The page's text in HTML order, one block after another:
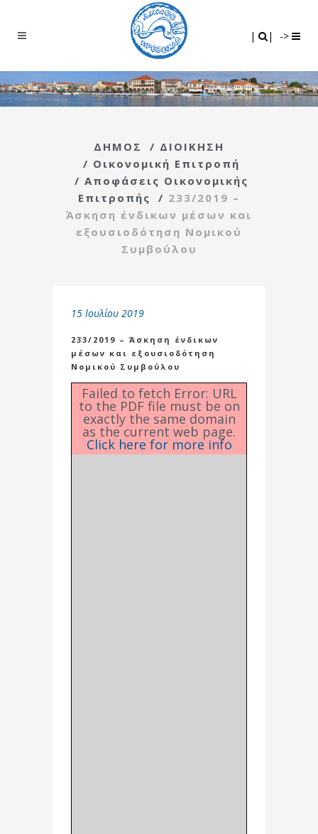
| | ->
ΔΗΜΟΣ / ΔΙΟΙΚΗΣΗ
/ Οικονομική Επιτροπή
/ Αποφάσεις Οικονομικής
Επιτροπής
/ 233/2019 –
Άσκηση ένδικων μέσων και
εξουσιοδότηση Νομικού
Συμβούλου
15 Ιουλίου 2019
233/2019 – Άσκηση ένδικων
μέσων και εξουσιοδότηση
Νομικού Συμβούλου
Failed to fetch Error: URL
to the PDF file must be on
exactly the same domain
as the current web page.
Click here for more info